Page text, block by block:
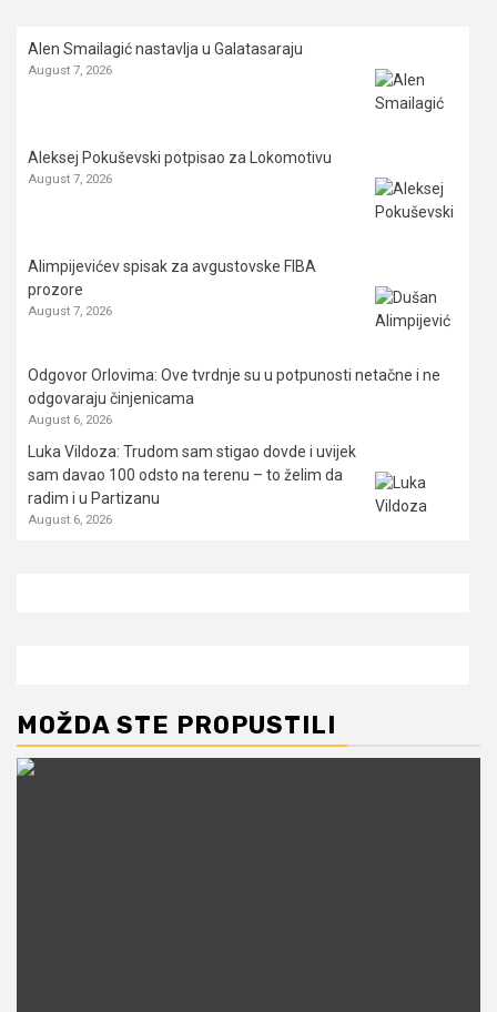
Alen Smailagić nastavlja u Galatasaraju
August 7, 2026
Aleksej Pokuševski potpisao za Lokomotivu
August 7, 2026
Alimpijevićev spisak za avgustovske FIBA
prozore
August 7, 2026
Odgovor Orlovima: ​Ove tvrdnje su u potpunosti netačne i ne
odgovaraju činjenicama
August 6, 2026
Luka Vildoza: Trudom sam stigao dovde i uvijek
sam davao 100 odsto na terenu – to želim da
radim i u Partizanu
August 6, 2026
MOŽDA STE PROPUSTILI